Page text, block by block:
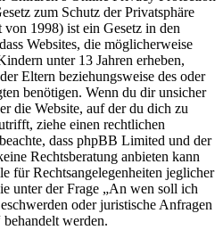
zum Schutz der Privatsphäre
1998) ist ein Gesetz in den
Websites, die möglicherweise
unter 13 Jahren erheben,
Eltern beziehungsweise des oder
benötigen. Wenn du dir unsicher
die Website, auf der du dich zu
ziehe einen rechtlichen
dass phpBB Limited und der
Rechtsberatung anbieten kann
für Rechtsangelegenheiten jeglicher
unter der Frage „An wen soll ich
oder juristische Anfragen
werden.